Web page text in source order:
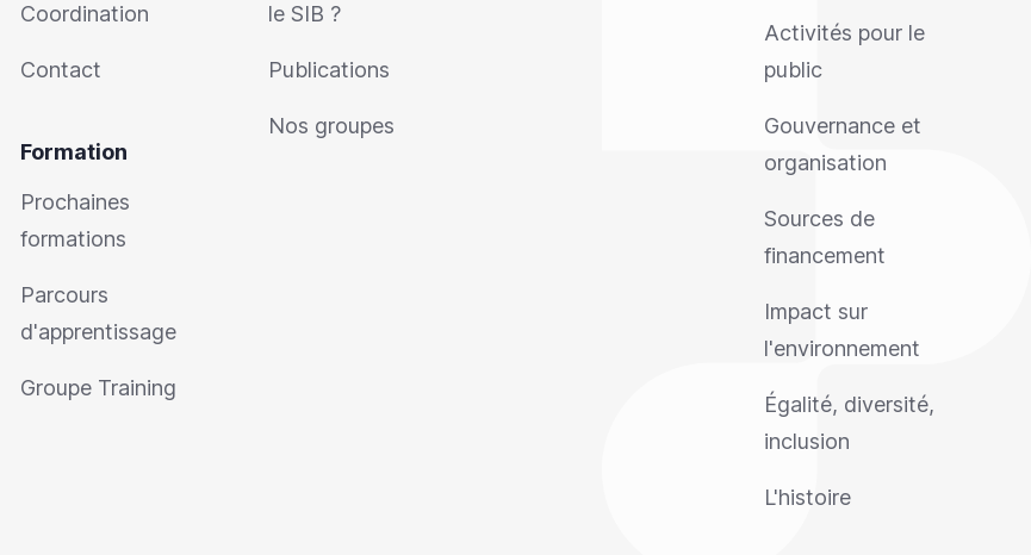
Coordination
Contact
Formation
Prochaines
formations
Parcours
d'apprentissage
Groupe Training
le SIB ?
Publications
Nos groupes
Activités pour le
public
Gouvernance et
organisation
Sources de
financement
Impact sur
l'environnement
Égalité, diversité,
inclusion
L'histoire